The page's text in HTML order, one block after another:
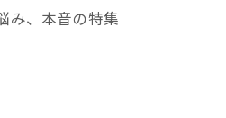
み、本音の特集